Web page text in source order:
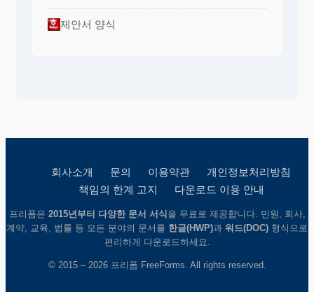
제안서 양식
회사소개 문의 이용약관
개인정보처리방침
책임의 한계 고지
다운로드 이용 안내
프리폼은 2015년부터 다양한 문서 서식 을 무료로 제공합니다. 민원, 회사,
계약, 교육, 법률 등 모든 분야의 문서를 한글(HWP)과 워드(DOC) 형식으로
편리하게 다운로드하세요.
© 2015 – 2026 프리폼 FreeForms. All rights reserved.